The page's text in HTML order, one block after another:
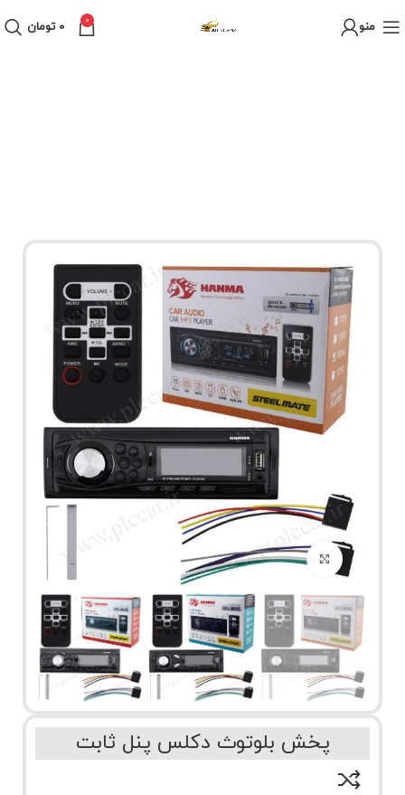
منو 0
0 تومان
برای بزرگنمایی کلیک کنید
پخش بلوتوث دکلس پنل ثابت